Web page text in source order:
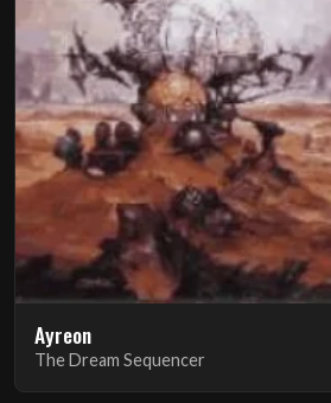
Ayreon
The Dream Sequencer